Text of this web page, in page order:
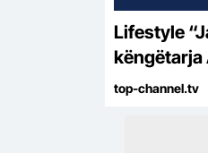
Lifestyle “Jam ndjerë shumë keq”,
këngëtarja
top-channel.tv